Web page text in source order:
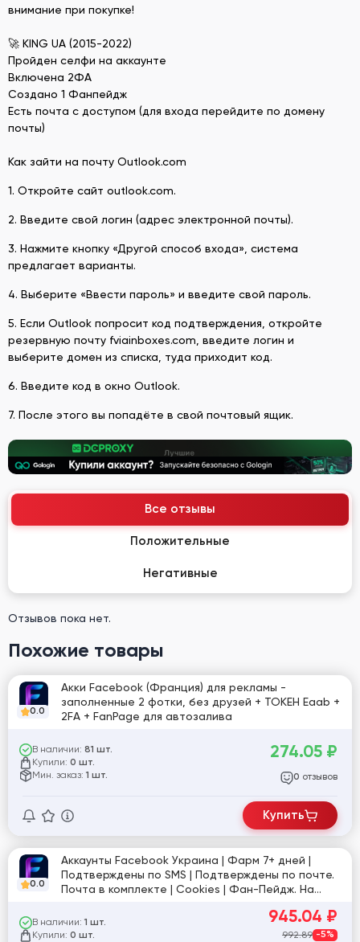
внимание при покупке!
🚀 KING UA (2015-2022)
Пройден селфи на аккаунте
Включена 2ФА
Создано 1 Фанпейдж
Есть почта с доступом (для входа перейдите по домену
почты)
Как зайти на почту Outlook.com
1. Откройте сайт outlook.com.
2. Введите свой логин (адрес электронной почты).
3. Нажмите кнопку «Другой способ входа», система
предлагает варианты.
4. Выберите «Ввести пароль» и введите свой пароль.
5. Если Outlook попросит код подтверждения, откройте
резервную почту fviainboxes.com, введите логин и
выберите домен из списка, туда приходит код.
6. Введите код в окно Outlook.
7. После этого вы попадёте в свой почтовый ящик.
Все отзывы
Положительные
Негативные
Отзывов пока нет.
Похожие товары
0.0
Акки Facebook (Франция) для рекламы -
заполненные 2 фотки, без друзей + ТОКЕН Eaab +
2FA + FanPage для автозалива
В наличии: 81 шт.
Купили: 0 шт.
Мин. заказ: 1 шт.
274.05 ₽
0 отзывов
Купить
0.0
Аккаунты Facebook Украина | Фарм 7+ дней |
Подтверждены по SMS | Подтверждены по почте.
Почта в комплекте | Cookies | Фан-Пейдж. На
UA IP
В наличии: 1 шт.
Купили: 0 шт.
945.04 ₽
992.89 -5%